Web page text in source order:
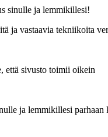
sinulle ja lemmikillesi!
ja vastaavia tekniikoita
että sivusto toimii oikein
ja lemmikillesi parhaan